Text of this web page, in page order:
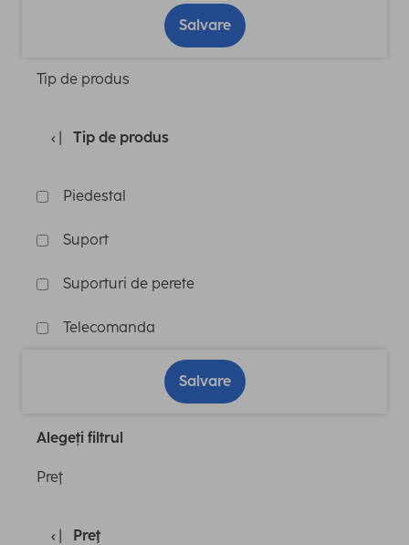
Salvare
Tip de produs
Tip de produs
Piedestal
Suport
Suporturi de perete
Telecomanda
Salvare
Alegeți filtrul
Preţ
Preţ